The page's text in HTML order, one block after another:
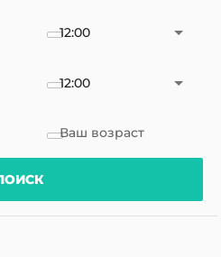
12:00
12:00
Ваш возраст